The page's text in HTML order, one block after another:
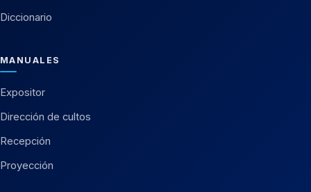
Diccionario
MANUALES
Expositor
Dirección de cultos
Recepción
Proyección